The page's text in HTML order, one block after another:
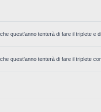
quest'anno tenterà di fare il triplete e
quest'anno tenterà di fare il triplete